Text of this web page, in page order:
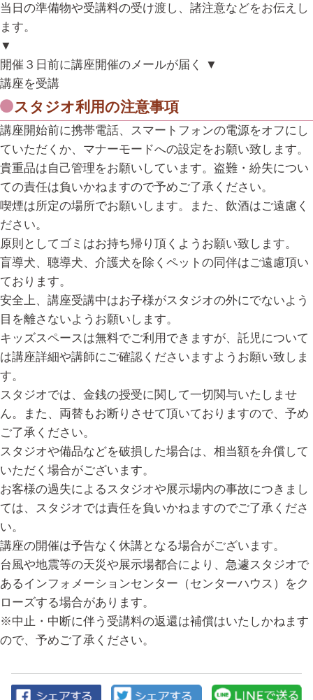
当日の準備物や受講料の受け渡し、諸注意などをお伝えし
ます。
▼
開催３日前に講座開催のメールが届く
▼
講座を受講
スタジオ利用の注意事項
講座開始前に携帯電話、スマートフォンの電源をオフにし
ていただくか、マナーモードへの設定をお願い致します。
貴重品は自己管理をお願いしています。盗難・紛失につい
ての責任は負いかねますので予めご了承ください。
喫煙は所定の場所でお願いします。また、飲酒はご遠慮く
ださい。
原則としてゴミはお持ち帰り頂くようお願い致します。
盲導犬、聴導犬、介護犬を除くペットの同伴はご遠慮頂い
ております。
安全上、講座受講中はお子様がスタジオの外にでないよう
目を離さないようお願いします。
キッズスペースは無料でご利用できますが、託児について
は講座詳細や講師にご確認くださいますようお願い致しま
す。
スタジオでは、金銭の授受に関して一切関与いたしませ
ん。また、両替もお断りさせて頂いておりますので、予め
ご了承ください。
スタジオや備品などを破損した場合は、相当額を弁償して
いただく場合がございます。
お客様の過失によるスタジオや展示場内の事故につきまし
ては、スタジオでは責任を負いかねますのでご了承くださ
い。
講座の開催は予告なく休講となる場合がございます。
台風や地震等の天災や展示場都合により、急遽スタジオで
あるインフォメーションセンター（センターハウス）をク
ローズする場合があります。
※中止・中断に伴う受講料の返還は補償はいたしかねます
ので、予めご了承ください。